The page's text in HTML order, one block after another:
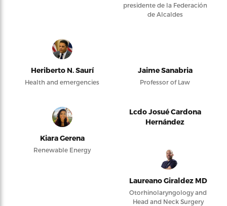
presidente de la Federación
de Alcaldes
Heriberto N. Saurí
Health and emergencies
Jaime Sanabria
Professor of Law
Kiara Gerena
Renewable Energy
Lcdo Josué Cardona
Hernández
Laureano Giraldez MD
Otorhinolaryngology and
Head and Neck Surgery